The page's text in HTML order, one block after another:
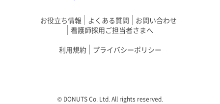
お役立ち情報 よくある質問
お問い合わせ
看護師採用ご担当者さまへ
利用規約
プライバシーポリシー
©︎ DONUTS Co. Ltd. All rights reserved.